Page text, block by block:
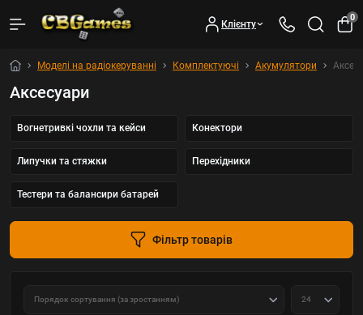
Клієнту
0
Моделі на радіокеруванні Комплектуючі Акумулятори
Аксесуари
Вогнетривкі чохли та кейси Конектори
Липучки та стяжки Перехідники
Тестери та балансири батарей
Фільтр товарів